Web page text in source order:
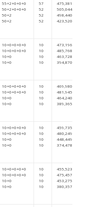
55+2+0+0+0
50+2+0+0+0
50+2
50+2
57
52
52
52
475,38192
505,04483
498,44002
423,52041
10+0+0+0+0
10+0+0+0+0
10+0
10+0
10
10
10
10
473,19612
485,76857
463,72830
394,87041
10+0+0+0+0
10+0+0+0+0
10+0
10+0
10
10
10
10
469,98097
481,94596
464,24025
389,36528
10+0+0+0+0
10+0+0+0+0
10+0
10+0
10
10
10
10
459,73511
480,24950
448,44952
374,47803
10+0+0+0+0
10+0+0+0+0
10+0
10+0
10
10
10
10
455,52399
475,45709
453,27539
380,35734